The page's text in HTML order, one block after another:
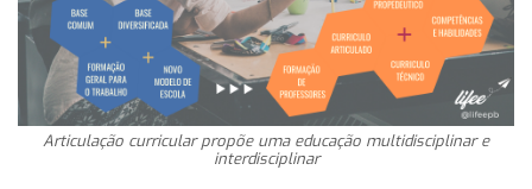
Articulação curricular propõe uma educação multidisciplinar e
interdisciplinar